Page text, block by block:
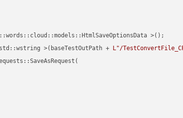
>();
>(baseTestOutPath + L"/